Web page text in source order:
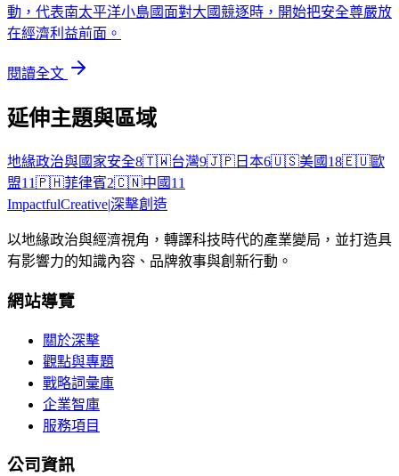
動，代表南太平洋小島國面對大國競逐時，開始把安全尊嚴放
在經濟利益前面。
閱讀全文
延伸主題與區域
地緣政治與國家安全8🇹🇼台灣9🇯🇵 日本6🇺🇸美國 18🇪🇺歐
盟11🇵🇭菲律賓2🇨🇳中國 11
ImpactfulCreative|深擊創造
以地緣政治與經濟視角，轉譯科技時代的產業變局，並打造具
有影響力的知識內容、品牌敘事與創新行動。
網站導覽
關於深擊
觀點與專題
戰略詞彙庫
企業智庫
服務項目
公司資訊